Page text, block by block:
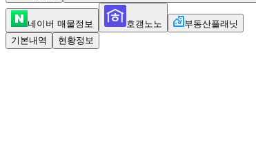
네이버 매물정보 호갱노노
부동산플래닛
기본내역
현황정보